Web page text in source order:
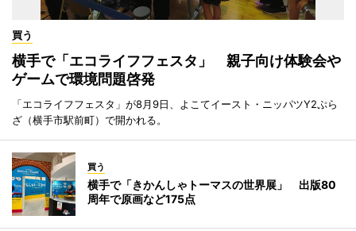
買う
横手で「エコライフフェスタ」 親子向け体験会や
ゲームで環境問題啓発
「エコライフフェスタ」が8月9日、よこてイースト・ニッパツY2ぷら
ざ（横手市駅前町）で開かれる。
買う
横手で「きかんしゃトーマスの世界展」 出版80
周年で原画など175点